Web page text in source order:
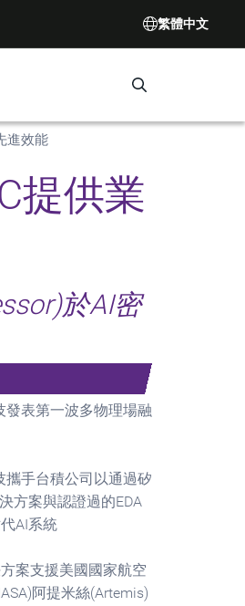
繁體中文
Search
進效能
提供業
於AI密
發表第一波多物理場融
攜手台積公司以通過矽
方案與認證過的EDA
AI系統
案支援美國國家航空
阿提米絲(Artemis)